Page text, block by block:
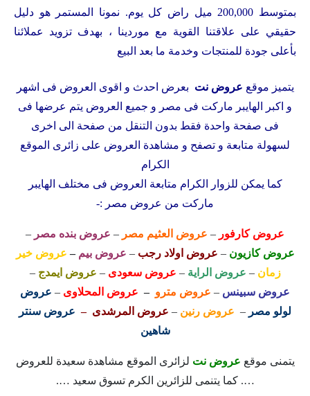
بمتوسط 200,000 ميل راض كل يوم. نمونا المستمر هو دليل
حقيقي على علاقتنا القوية مع موردينا ، بهدف تزويد عملائنا
بأعلى جودة للمنتجات وخدمة ما بعد البيع
يتميز موقع عروض نت بعرض احدث و اقوى العروض فى اشهر
و اكبر الهايبر ماركت فى مصر و جميع العروض يتم عرضها فى
فى صفحة واحدة فقط بدون التنقل من صفحة الى اخرى
لسهولة متابعة و تصفح و مشاهدة العروض على زائرى الموقع
الكرام
كما يمكن للزوار الكرام متابعة العروض فى مختلف الهايبر
ماركت من عروض مصر :-
عروض كارفور – عروض العثيم مصر – عروض بنده مصر –
عروض كازيون– عروض اولاد رجب– عروض بيم – عروض خير
زمان– عروض الراية– عروض سعودى– عروض ايمدج–
عروض سبينس – عروض مترو – عروض المحلاوى – عروض
لولو مصر – عروض رنين – عروض المرشدى – عروض سنتر
شاهين
يتمنى موقع عروض نت لزائرى الموقع مشاهدة سعيدة للعروض
…. كما يتنمى للزائرين الكرم تسوق سعيد ….